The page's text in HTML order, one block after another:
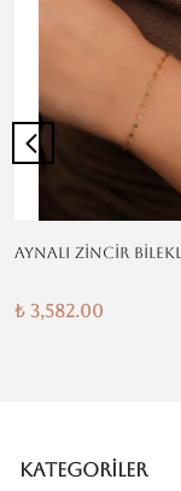
AYNALI ZİNCİR
₺ 3,582.00
Kategoriler